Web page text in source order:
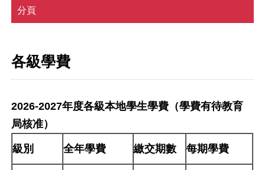
分頁
各級學費
2026-2027年度各級本地學生學費（學費有待教育
局核准）
級別 全年學費 繳交期數 每期學費